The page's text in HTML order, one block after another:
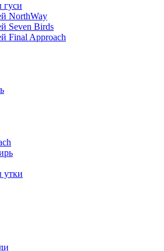
NorthWay
Seven Birds
Final Approach
утки